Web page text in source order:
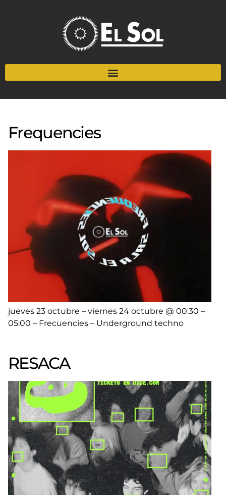
Frequencies
jueves 23 octubre – viernes 24 octubre @ 00:30 –
05:00 – Frecuencies – Underground techno
RESACA